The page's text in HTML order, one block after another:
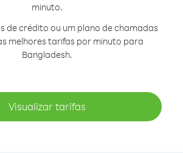
minuto.
de crédito ou um plano de chamadas
melhores tarifas por minuto para
Bangladesh.
Visualizar tarifas